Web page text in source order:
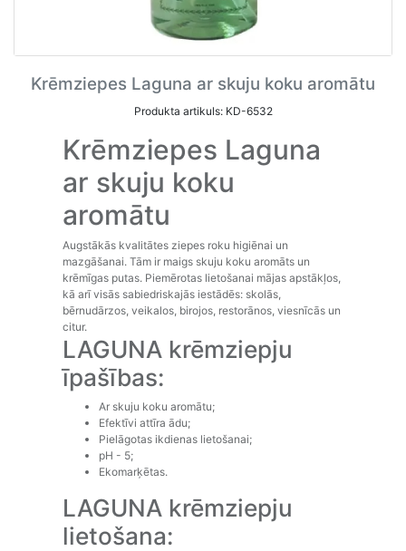
Krēmziepes Laguna ar skuju koku aromātu
Produkta artikuls: KD-6532
Krēmziepes Laguna
ar skuju koku
aromātu
Augstākās kvalitātes ziepes roku higiēnai un
mazgāšanai. Tām ir maigs skuju koku aromāts un
krēmīgas putas. Piemērotas lietošanai mājas apstākļos,
kā arī visās sabiedriskajās iestādēs: skolās,
bērnudārzos, veikalos, birojos, restorānos, viesnīcās un
citur.
LAGUNA krēmziepju
īpašības:
Ar skuju koku aromātu;
Efektīvi attīra ādu;
Pielāgotas ikdienas lietošanai;
pH - 5;
Ekomarķētas.
LAGUNA krēmziepju
lietošana: